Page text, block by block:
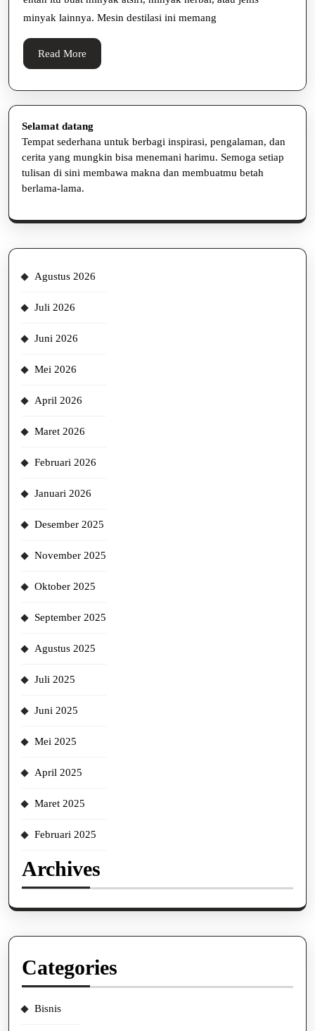
minyak lainnya. Mesin destilasi ini memang
Read More
More
Selamat datang
Tempat sederhana untuk berbagi inspirasi, pengalaman, dan
cerita yang mungkin bisa menemani harimu. Semoga setiap
tulisan di sini membawa makna dan membuatmu betah
berlama-lama.
Agustus 2026
Juli 2026
Juni 2026
Mei 2026
April 2026
Maret 2026
Februari 2026
Januari 2026
Desember 2025
November 2025
Oktober 2025
September 2025
Agustus 2025
Juli 2025
Juni 2025
Mei 2025
April 2025
Maret 2025
Februari 2025
Archives
Categories
Bisnis